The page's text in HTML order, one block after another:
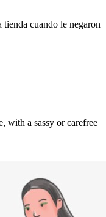
tienda cuando le negaron
with a sassy or carefree